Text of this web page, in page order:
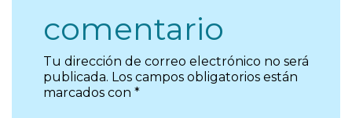
comentario
Tu dirección de correo electrónico no será
publicada. Los campos obligatorios están
marcados con *